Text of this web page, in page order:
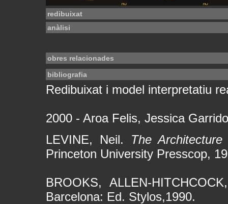
redibuixat
anàlisi
obres relacionades
bibliografia
Redibuixat i model interpretatiu
2000 - Aroa Felis, Jessica
LEVINE, Neil. The
Princeton University Presscop,
BROOKS, ALLEN-
Barcelona: Ed. Stylos,1990.